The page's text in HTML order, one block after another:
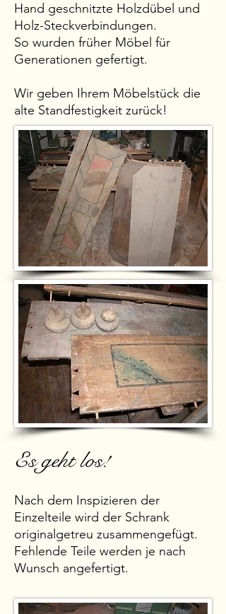
Hand geschnitzte Holzdübel und
Holz-Steckverbindungen.
So wurden früher Möbel für
Generationen gefertigt.
Wir geben Ihrem Möbelstück die
alte Standfestigkeit zurück!
Es geht los!
Nach dem Inspizieren der
Einzelteile wird der Schrank
originalgetreu zusammengefügt.
Fehlende Teile werden je nach
Wunsch angefertigt.